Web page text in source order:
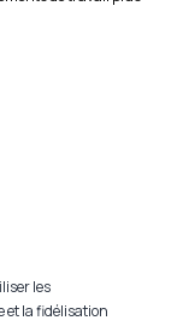
les
la fidélisation